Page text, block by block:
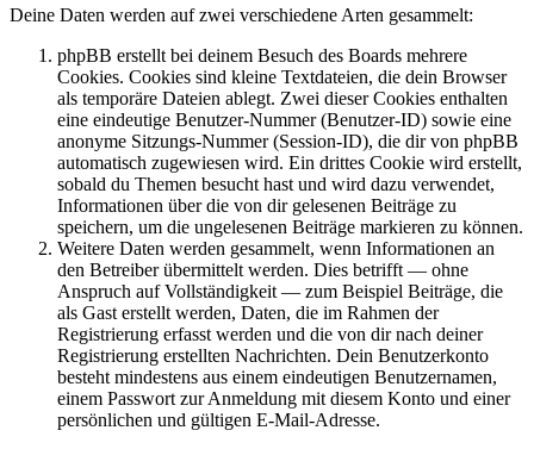
Deine Daten werden auf zwei verschiedene Arten gesammelt:
phpBB erstellt bei deinem Besuch des Boards mehrere
Cookies. Cookies sind kleine Textdateien, die dein Browser
als temporäre Dateien ablegt. Zwei dieser Cookies enthalten
eine eindeutige Benutzer-Nummer (Benutzer-ID) sowie eine
anonyme Sitzungs-Nummer (Session-ID), die dir von phpBB
automatisch zugewiesen wird. Ein drittes Cookie wird erstellt,
sobald du Themen besucht hast und wird dazu verwendet,
Informationen über die von dir gelesenen Beiträge zu
speichern, um die ungelesenen Beiträge markieren zu können.
Weitere Daten werden gesammelt, wenn Informationen an
den Betreiber übermittelt werden. Dies betrifft — ohne
Anspruch auf Vollständigkeit — zum Beispiel Beiträge, die
als Gast erstellt werden, Daten, die im Rahmen der
Registrierung erfasst werden und die von dir nach deiner
Registrierung erstellten Nachrichten. Dein Benutzerkonto
besteht mindestens aus einem eindeutigen Benutzernamen,
einem Passwort zur Anmeldung mit diesem Konto und einer
persönlichen und gültigen E-Mail-Adresse.